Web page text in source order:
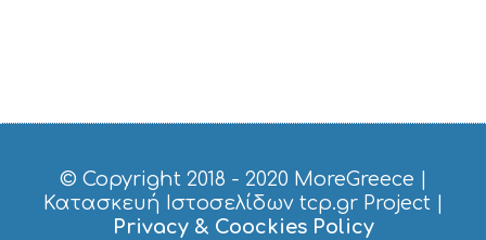
© Copyright 2018 - 2020 MoreGreece
Κατασκευή Ιστοσελίδων tcp.gr Project|
Privacy & Coockies Policy